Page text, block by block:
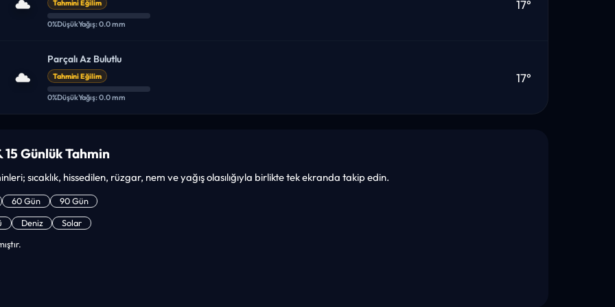
Tahmini Eğilim
0%DüşükYağış: 0.0 mm
17°
Parçalı Az Bulutlu
Tahmini Eğilim
0%DüşükYağış: 0.0 mm
17°
Günlük Tahmin
sıcaklık, hissedilen, rüzgar, nem ve yağış olasılığıyla birlikte tek ekranda takip edin.
60 Gün
90 Gün
Deniz
Solar